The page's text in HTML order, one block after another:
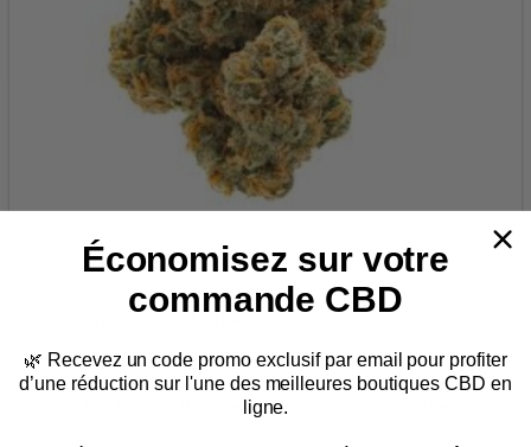
ACHETER ICI
Approuvé par Snoop Dog
Une défonce très sociable
Une saveur unique de mangue et d’écorce
Économisez sur votre
commande CBD
🌿 Recevez un code promo exclusif par email pour profiter
d’une réduction sur l'une des meilleures boutiques CBD en
ligne.